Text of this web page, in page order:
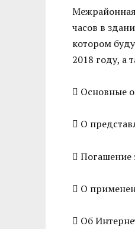
часов в
котором
2018 году, а
​ Основные
​ О
​ Погашение
​ О
​ Об